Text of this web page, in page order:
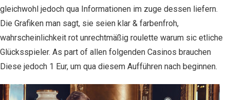
gleichwohl jedoch qua Informationen im zuge dessen liefern.
Die Grafiken man sagt, sie seien klar & farbenfroh,
wahrscheinlichkeit rot unrechtmäßig roulette warum sic etliche
Glücksspieler. As part of allen folgenden Casinos brauchen
Diese jedoch 1 Eur, um qua diesem Aufführen nach beginnen.